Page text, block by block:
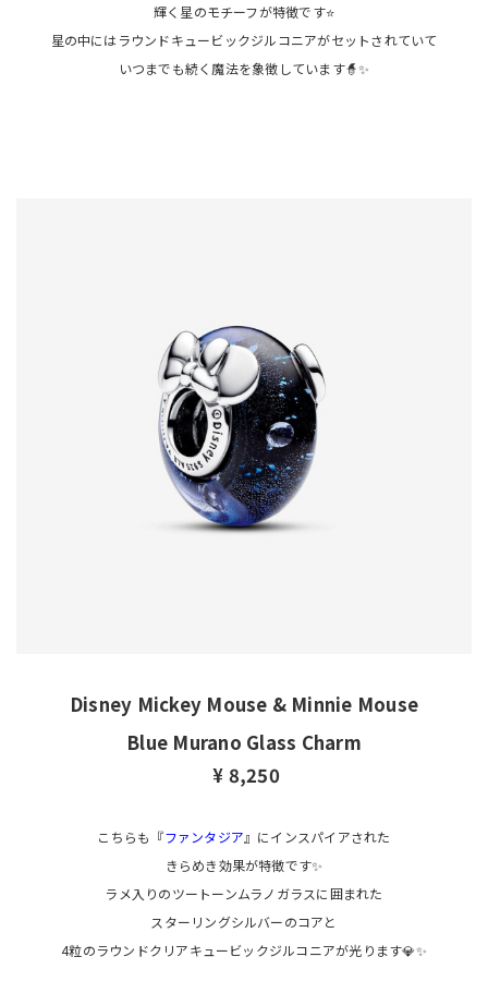
輝く星のモチーフが特徴です⭐️
星の中にはラウンドキュービックジルコニアがセットされていて
いつまでも続く魔法を象徴しています🧙✨
Disney Mickey Mouse & Minnie Mouse
Blue Murano Glass Charm
¥ 8,250
こちらも『ファンタジア』にインスパイアされた
きらめき効果が特徴です✨
ラメ入りのツートーンムラノガラスに囲まれた
スターリングシルバーのコアと
4粒のラウンドクリアキュービックジルコニアが光ります💎✨